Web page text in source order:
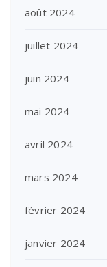
août 2024
juillet 2024
juin 2024
mai 2024
avril 2024
mars 2024
février 2024
janvier 2024